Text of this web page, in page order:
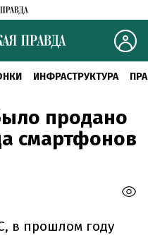
ИНФРАСТРУКТУРА
продано
смартфонов
в прошлом году